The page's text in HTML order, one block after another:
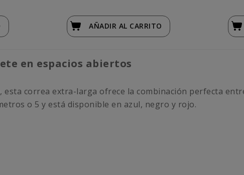
AÑADIR AL CARRITO
en espacios abiertos
correa extra-larga ofrece la combinación perfecta
o 5 y está disponible en azul, negro y rojo.